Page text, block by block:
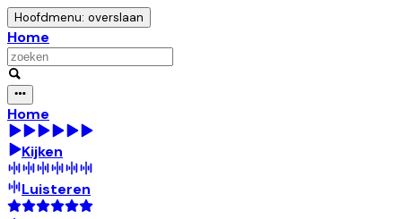
Hoofdmenu: overslaan
Home
Home
Kijken
Luisteren